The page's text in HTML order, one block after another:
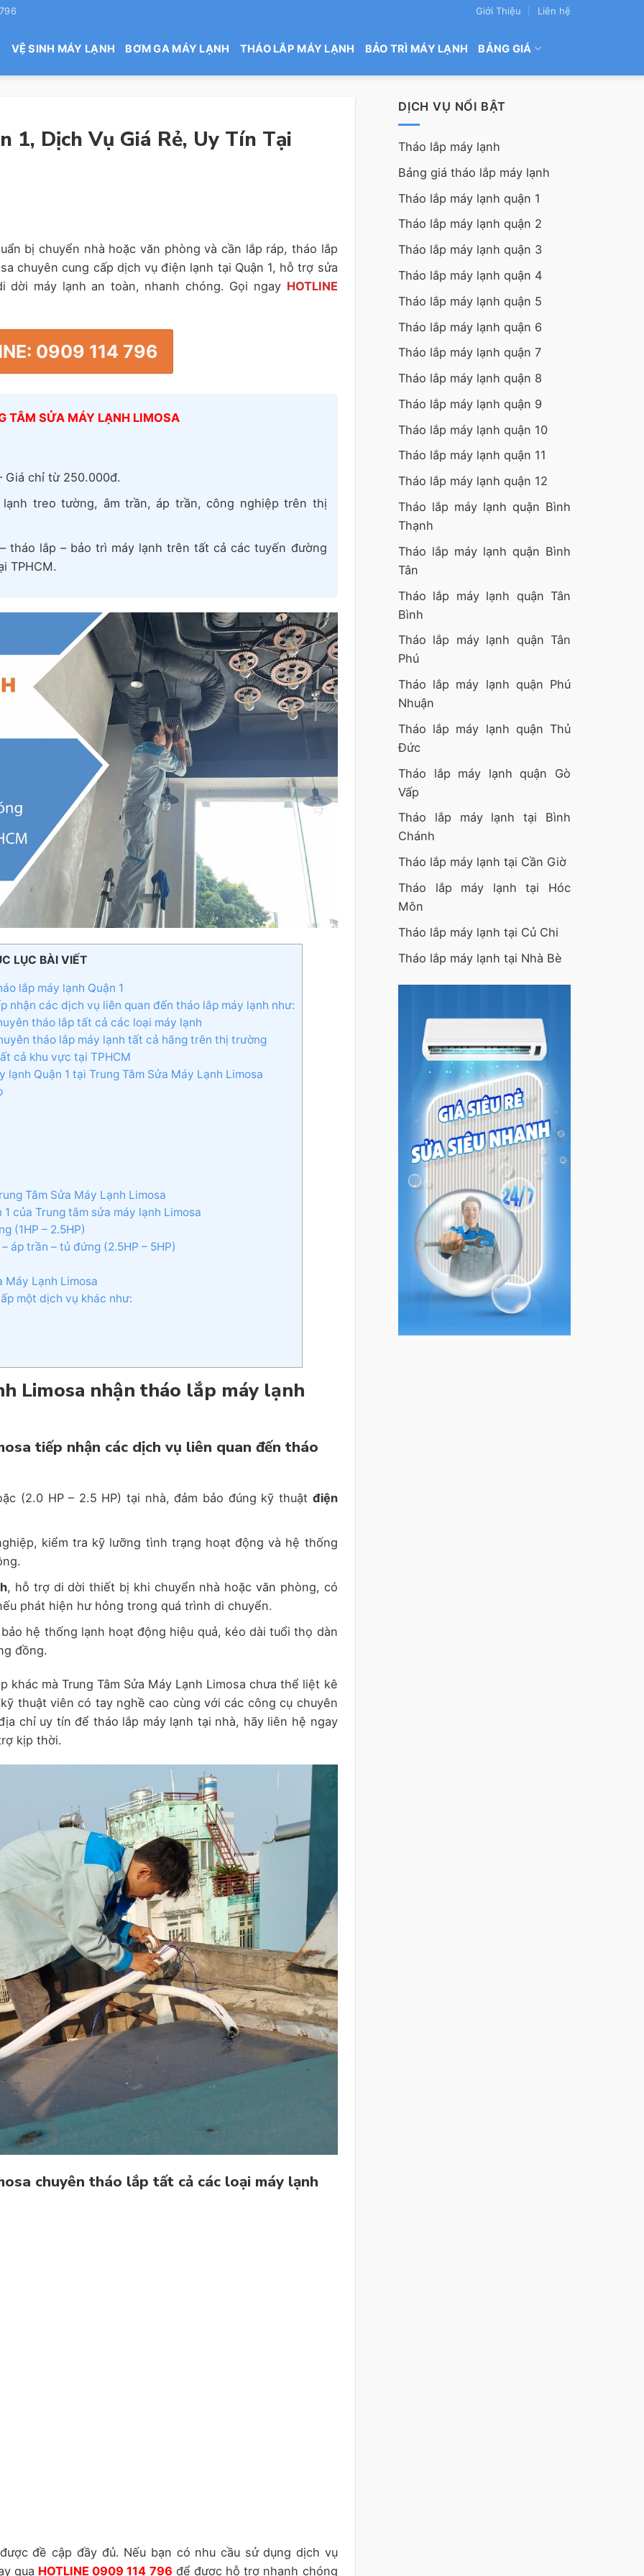
Giới Thiệu Liên hệ
VỆ SINH MÁY LẠNH BƠM GA MÁY LẠNH THÁO LẮP MÁY LẠNH BẢO TRÌ MÁY LẠNH BẢNG GIÁ
1, Dịch Vụ Giá Rẻ, Uy Tín Tại
bị chuyển nhà hoặc văn phòng và cần lắp ráp, tháo lắp
chuyên cung cấp dịch vụ điện lạnh tại Quận 1, hỗ trợ sửa
dời máy lạnh an toàn, nhanh chóng. Gọi ngay HOTLINE
0909 114 796
TÂM SỬA MÁY LẠNH LIMOSA
Giá chỉ từ 250.000đ.
treo tường, âm trần, áp trần, công nghiệp trên thị
tháo lắp – bảo trì máy lạnh trên tất cả các tuyến đường
TPHCM.
LỤC BÀI VIẾT
lắp máy lạnh Quận 1
nhận các dịch vụ liên quan đến tháo lắp máy lạnh như:
tháo lắp tất cả các loại máy lạnh
tháo lắp máy lạnh tất cả hãng trên thị trường
cả khu vực tại TPHCM
Quận 1 tại Trung Tâm Sửa Máy Lạnh Limosa
Tâm Sửa Máy Lạnh Limosa
của Trung tâm sửa máy lạnh Limosa
(1HP – 2.5HP)
áp trần – tủ đứng (2.5HP – 5HP)
Máy Lạnh Limosa
một dịch vụ khác như:
Limosa nhận tháo lắp máy lạnh
tiếp nhận các dịch vụ liên quan đến tháo
(2.0 HP – 2.5 HP) tại nhà, đảm bảo đúng kỹ thuật điện
kiểm tra kỹ lưỡng tình trạng hoạt động và hệ thống
, hỗ trợ di dời thiết bị khi chuyển nhà hoặc văn phòng, có
phát hiện hư hỏng trong quá trình di chuyển.
hệ thống lạnh hoạt động hiệu quả, kéo dài tuổi thọ dàn
đồng.
khác mà Trung Tâm Sửa Máy Lạnh Limosa chưa thể liệt kê
thuật viên có tay nghề cao cùng với các công cụ chuyên
chỉ uy tín để tháo lắp máy lạnh tại nhà, hãy liên hệ ngay
kịp thời.
chuyên tháo lắp tất cả các loại máy lạnh
đề cập đầy đủ. Nếu bạn có nhu cầu sử dụng dịch vụ
qua HOTLINE 0909 114 796 để được hỗ trợ nhanh chóng
DỊCH VỤ NỔI BẬT
Tháo lắp máy lạnh
Bảng giá tháo lắp máy lạnh
Tháo lắp máy lạnh quận 1
Tháo lắp máy lạnh quận 2
Tháo lắp máy lạnh quận 3
Tháo lắp máy lạnh quận 4
Tháo lắp máy lạnh quận 5
Tháo lắp máy lạnh quận 6
Tháo lắp máy lạnh quận 7
Tháo lắp máy lạnh quận 8
Tháo lắp máy lạnh quận 9
Tháo lắp máy lạnh quận 10
Tháo lắp máy lạnh quận 11
Tháo lắp máy lạnh quận 12
Tháo lắp máy lạnh quận Bình
Thạnh
Tháo lắp máy lạnh quận Bình
Tân
Tháo lắp máy lạnh quận Tân
Bình
Tháo lắp máy lạnh quận Tân
Phú
Tháo lắp máy lạnh quận Phú
Nhuận
Tháo lắp máy lạnh quận Thủ
Đức
Tháo lắp máy lạnh quận Gò
Vấp
Tháo lắp máy lạnh tại Bình
Chánh
Tháo lắp máy lạnh tại Cần Giờ
Tháo lắp máy lạnh tại Hóc
Môn
Tháo lắp máy lạnh tại Củ Chi
Tháo lắp máy lạnh tại Nhà Bè